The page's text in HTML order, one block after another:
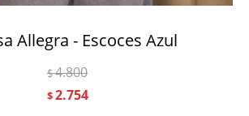
Allegra - Escoces Azul
$2.754
$4.800